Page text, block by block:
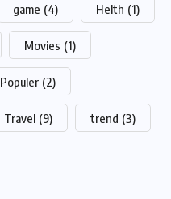
game (4) Helth (1)
Movies (1)
Populer (2)
Travel (9) trend (3)